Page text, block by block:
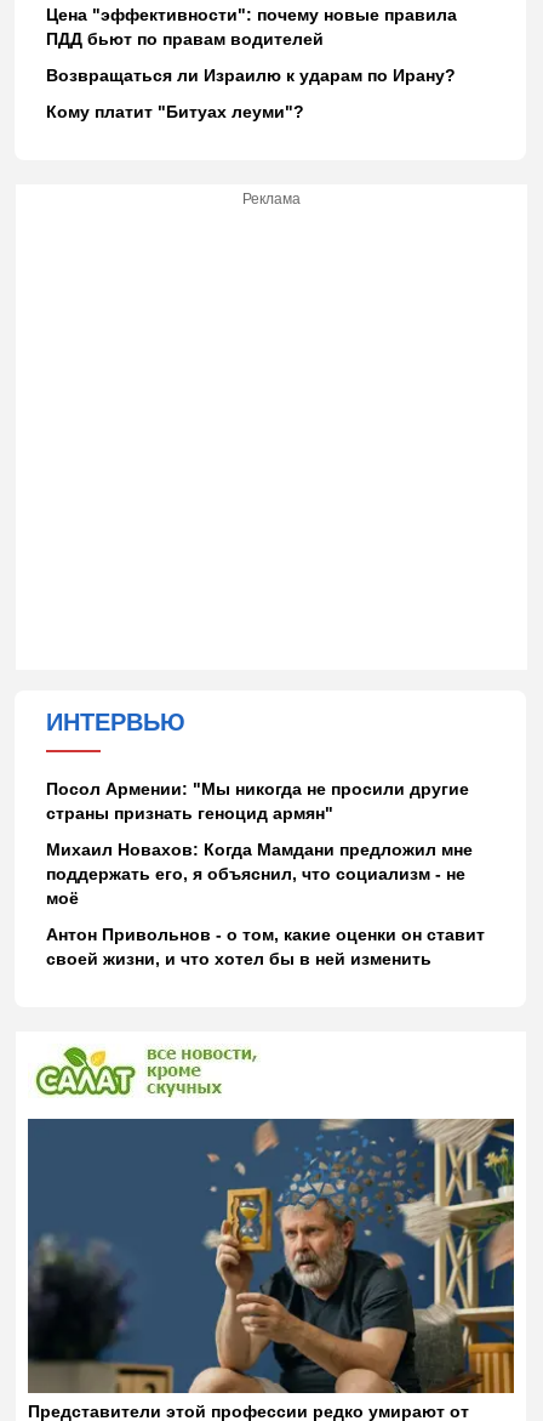
Цена "эффективности": почему новые правила
ПДД бьют по правам водителей
Возвращаться ли Израилю к ударам по Ирану?
Кому платит "Битуах леуми"?
Реклама
ИНТЕРВЬЮ
Посол Армении: "Мы никогда не просили другие
страны признать геноцид армян"
Михаил Новахов: Когда Мамдани предложил мне
поддержать его, я объяснил, что социализм - не
моё
Антон Привольнов - о том, какие оценки он ставит
своей жизни, и что хотел бы в ней изменить